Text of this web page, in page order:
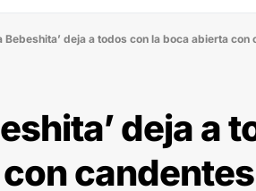
Bebeshita’ deja a todos con la boca abierta
deja a